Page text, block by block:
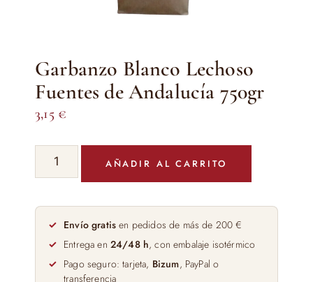
Garbanzo Blanco Lechoso
Fuentes de Andalucía 750gr
3,15 €
Garbanzo
Blanco
Fuentes
Andalucía
750gr
cantidad
AÑADIR AL CARRITO
Envío gratis en pedidos de más de 200 €
Entrega en 24/48 h, con embalaje isotérmico
Pago seguro: tarjeta, Bizum, PayPal o
transferencia